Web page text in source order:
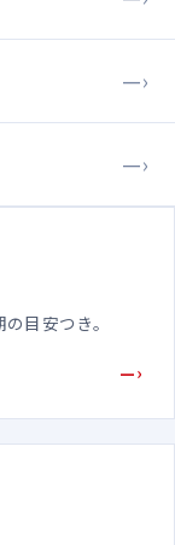
—›
—›
目安つき。
—›